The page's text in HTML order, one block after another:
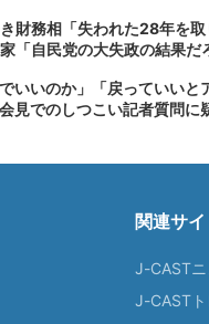
財務相「失われた28年を
「自民党の大失政の結果だ
でいいのか」「戻っていい
見でのしつこい記者質問に
関連サイ
J-CASTニ
J-CASTト